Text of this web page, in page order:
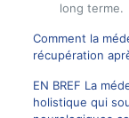
long terme.
Comment la
récupération
EN BREF La
holistique qui